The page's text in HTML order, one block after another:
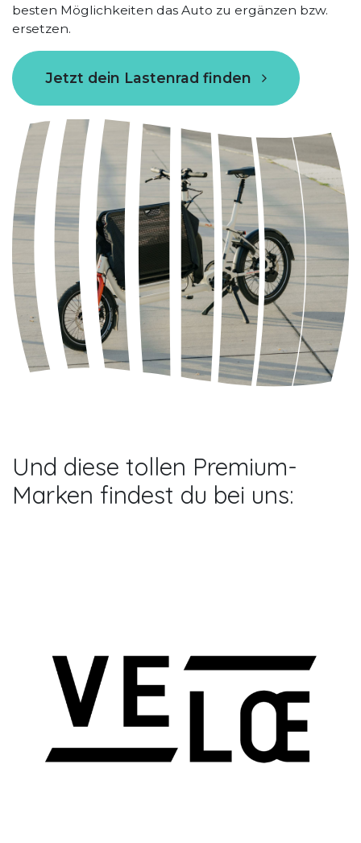
besten Möglichkeiten das Auto zu ergänzen bzw.
ersetzen.
Jetzt dein Lastenrad finden
Und diese tollen Premium-
Marken findest du bei uns: